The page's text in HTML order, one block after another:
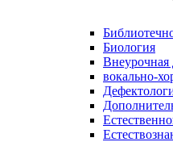
Биология
Внеурочная
вокально-